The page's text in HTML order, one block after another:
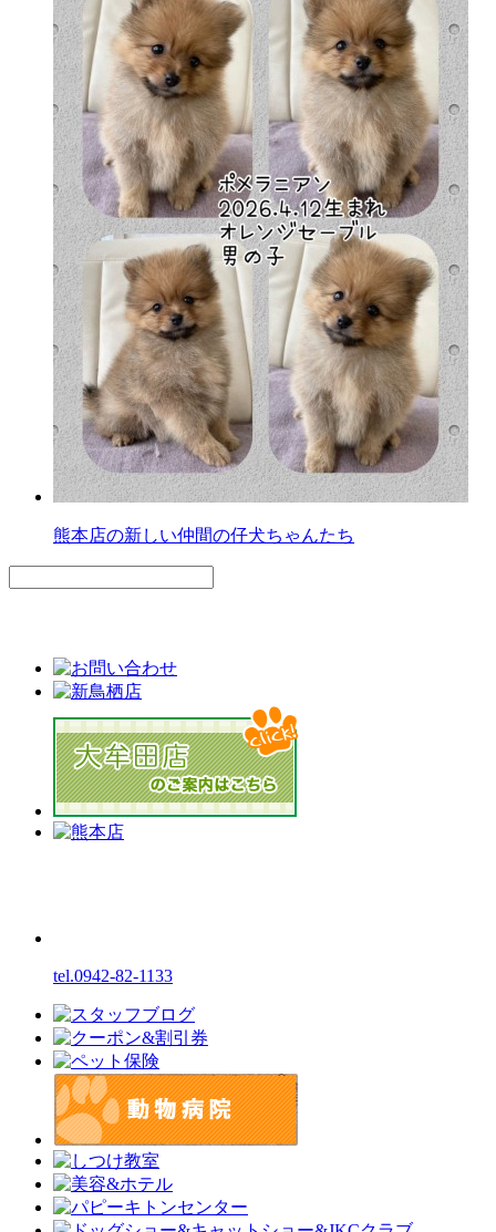
熊本店の新しい仲間の仔犬ちゃんたち
tel.0942-82-1133